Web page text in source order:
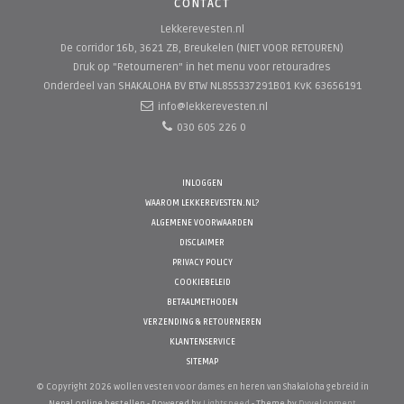
CONTACT
Lekkerevesten.nl
De corridor 16b, 3621 ZB, Breukelen (NIET VOOR RETOUREN)
Druk op "Retourneren" in het menu voor retouradres
Onderdeel van SHAKALOHA BV BTW NL855337291B01 KvK 63656191
info@lekkerevesten.nl
030 605 226 0
INLOGGEN
WAAROM LEKKEREVESTEN.NL?
ALGEMENE VOORWAARDEN
DISCLAIMER
PRIVACY POLICY
COOKIEBELEID
BETAALMETHODEN
VERZENDING & RETOURNEREN
KLANTENSERVICE
SITEMAP
© Copyright 2026 wollen vesten voor dames en heren van Shakaloha gebreid in